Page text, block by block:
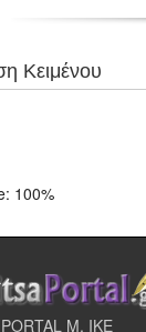
Κειμένου
100%
Μ. ΙΚΕ